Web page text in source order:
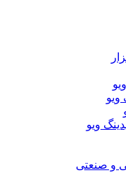
ویو
و صنعتی